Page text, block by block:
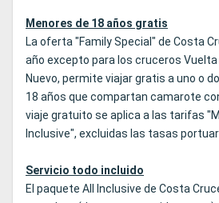
Menores de 18 años gratis
La oferta "Family Special" de Costa
año excepto para los cruceros Vuelta
Nuevo, permite viajar gratis a uno o
18 años que compartan camarote
viaje gratuito se aplica a las tarifas
Inclusive", excluidas las tasas
Servicio todo incluido
El paquete All Inclusive de Costa